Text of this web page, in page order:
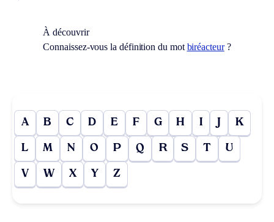
À découvrir
Connaissez-vous la définition du mot biréacteur?
A B C D E F G H I J K
L M N O P Q R S T U
V W X Y Z